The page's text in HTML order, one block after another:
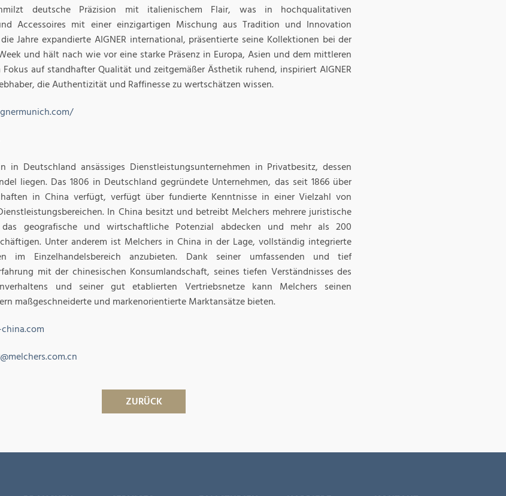
deutsche Präzision mit italienischem Flair, was in hochqualitativen
Accessoires mit einer einzigartigen Mischung aus Tradition und Innovation
Jahre expandierte AIGNER international, präsentierte seine Kollektionen bei der
und hält nach wie vor eine starke Präsenz in Europa, Asien und dem mittleren
auf standhafter Qualität und zeitgemäßer Ästhetik ruhend, inspiriert AIGNER
die Authentizität und Raffinesse zu wertschätzen wissen.
in Deutschland ansässiges Dienstleistungsunternehmen in Privatbesitz, dessen
liegen. Das 1806 in Deutschland gegründete Unternehmen, das seit 1866 über
in China verfügt, verfügt über fundierte Kenntnisse in einer Vielzahl von
In China besitzt und betreibt Melchers mehrere juristische
das geografische und wirtschaftliche Potenzial abdecken und mehr als 200
Unter anderem ist Melchers in China in der Lage, vollständig integrierte
im Einzelhandelsbereich anzubieten. Dank seiner umfassenden und tief
mit der chinesischen Konsumlandschaft, seines tiefen Verständnisses des
und seiner gut etablierten Vertriebsnetze kann Melchers seinen
maßgeschneiderte und markenorientierte Marktansätze bieten.
ZURÜCK